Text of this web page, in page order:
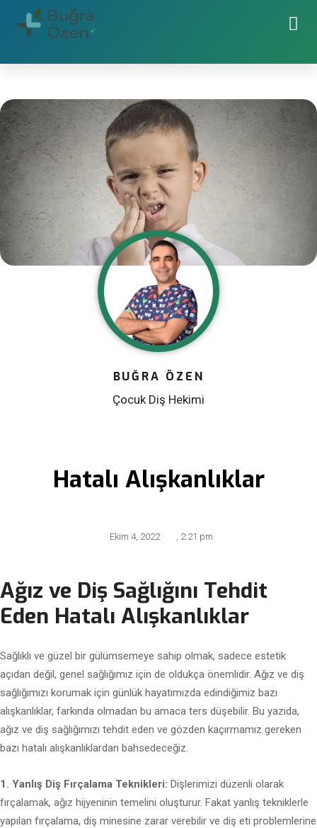
BUĞRA ÖZEN
Çocuk Diş Hekimi
Hatalı Alışkanlıklar
Ekim 4, 2022 , 2:21 pm
Ağız ve Diş Sağlığını Tehdit
Eden Hatalı Alışkanlıklar
Sağlıklı ve güzel bir gülümsemeye sahip olmak, sadece estetik
açıdan değil, genel sağlığımız için de oldukça önemlidir. Ağız ve diş
sağlığımızı korumak için günlük hayatımızda edindiğimiz bazı
alışkanlıklar, farkında olmadan bu amaca ters düşebilir. Bu yazıda,
ağız ve diş sağlığımızı tehdit eden ve gözden kaçırmamız gereken
bazı hatalı alışkanlıklardan bahsedeceğiz.
1. Yanlış Diş Fırçalama Teknikleri: Dişlerimizi düzenli olarak
fırçalamak, ağız hijyeninin temelini oluşturur. Fakat yanlış tekniklerle
yapılan fırçalama, diş minesine zarar verebilir ve diş eti problemlerine